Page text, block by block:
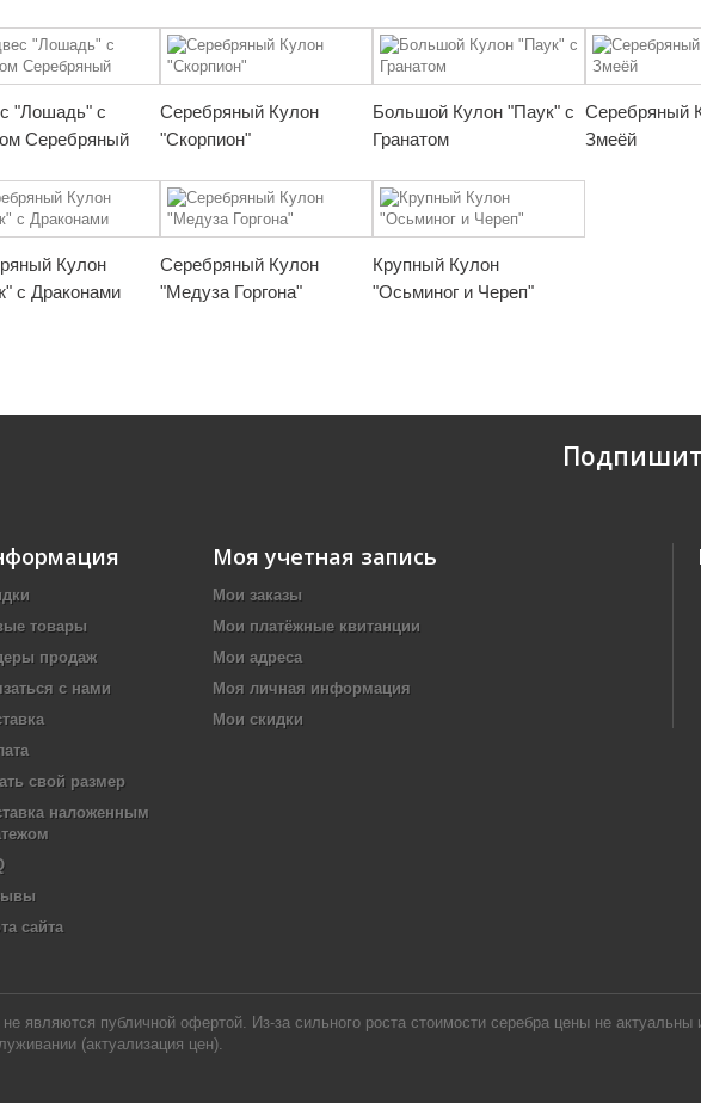
"Лошадь" с
Серебряный
Серебряный Кулон
"Скорпион"
Большой Кулон "Паук" с
Гранатом
Серебряный
Змеёй
Кулон
с Драконами
Серебряный Кулон
"Медуза Горгона"
Крупный Кулон
"Осьминог и Череп"
товары
продаж
с нами
свой размер
наложенным
сайта
публичной офертой. Из-за сильного роста стоимости серебра цены не актуальны
(актуализация цен).
Моя учетная запись
Мои заказы
Мои платёжные квитанции
Мои адреса
Моя личная информация
Мои скидки